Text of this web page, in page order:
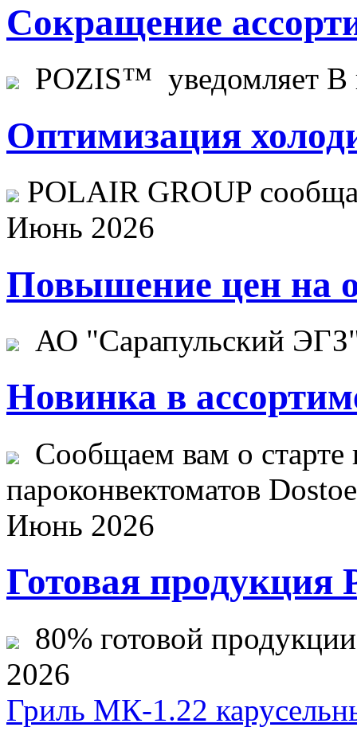
Сокращение
POZIS™ уведомляет В
Оптимизация
POLAIR GROUP
Июнь 2026
Повышение цен на
АО "Сарапульский
Новинка в
Сообщаем вам о старте
пароконвектоматов
Июнь 2026
Готовая продукция
80% готовой
2026
Гриль МК-1.22